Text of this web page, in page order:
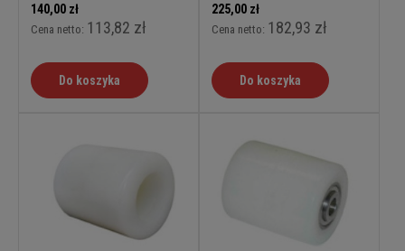
140,00 zł
Cena netto: 113,82 zł
Do koszyka
225,00 zł
Cena netto: 182,93 zł
Do koszyka